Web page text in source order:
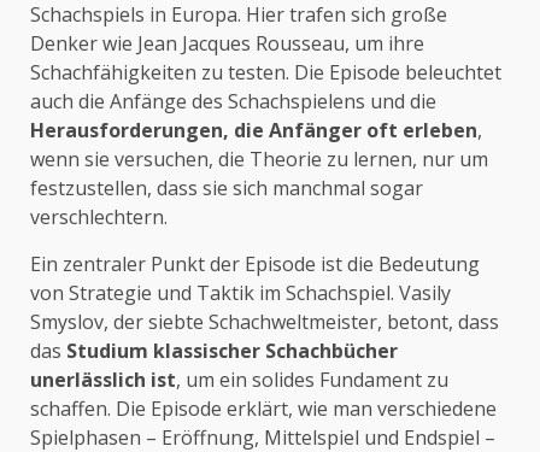
Schachspiels in Europa. Hier trafen sich große
Denker wie Jean Jacques Rousseau, um ihre
Schachfähigkeiten zu testen. Die Episode beleuchtet
auch die Anfänge des Schachspielens und die
Herausforderungen, die Anfänger oft erleben,
wenn sie versuchen, die Theorie zu lernen, nur um
festzustellen, dass sie sich manchmal sogar
verschlechtern.
Ein zentraler Punkt der Episode ist die Bedeutung
von Strategie und Taktik im Schachspiel. Vasily
Smyslov, der siebte Schachweltmeister, betont, dass
das Studium klassischer Schachbücher
unerlässlich ist, um ein solides Fundament zu
schaffen. Die Episode erklärt, wie man verschiedene
Spielphasen – Eröffnung, Mittelspiel und Endspiel –